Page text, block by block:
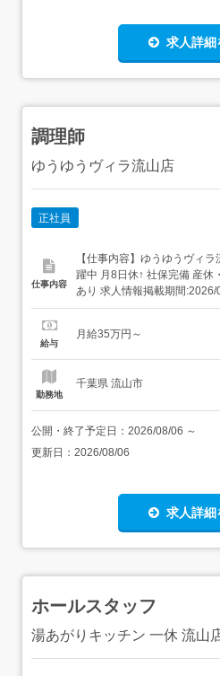
求人詳細
調理師
ゆうゆうヴィラ流山店
正社員
仕事内容
【仕事内容】ゆうゆうヴィラ流山店 調理師 正
躍中 月8日休↑ 社保完備 産休
あり 求人情報掲載期間:2026/08/06～2026/09/03 求人情報
店舗の特徴 施設内調理(病院・老人ホーム・福祉施設) 住 所
より徒歩16分JR湘南新宿ライ
給与
月給35万円～
勤務地
千葉県 流山市
公開・終了予定日： 2026/08/06 ～
更新日： 2026/08/06
求人詳細
ホールスタッフ
湯あがりキッチン 一休 流山